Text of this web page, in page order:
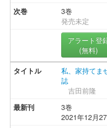
3巻
発売未定
アラート登
(無料)
私、家持てま
誌
吉田前隆
3巻
2021年12月